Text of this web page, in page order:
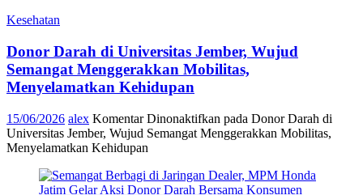
Kesehatan
Donor Darah di Universitas Jember, Wujud
Semangat Menggerakkan Mobilitas,
Menyelamatkan Kehidupan
15/06/2026 alex Komentar Dinonaktifkan pada Donor Darah di
Universitas Jember, Wujud Semangat Menggerakkan Mobilitas,
Menyelamatkan Kehidupan